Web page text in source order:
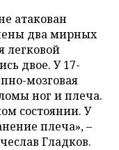
атакован
два мирных
легковой
двое. У 17-
мозговая
ног и плеча.
состоянии. У
плеча», –
Гладков.